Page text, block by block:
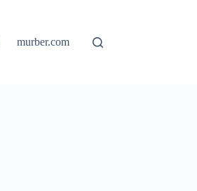
murber.com